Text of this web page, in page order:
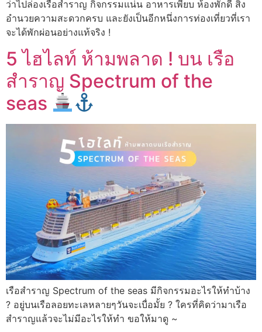
ว่าไปล่องเรือสำราญ กิจกรรมแน่น อาหารเพียบ ห้องพักดี สิ่ง
อำนวยความสะดวกครบ และยังเป็นอีกหนึ่งการท่องเที่ยวที่เรา
จะได้พักผ่อนอย่างแท้จริง !
5 ไฮไลท์ ห้ามพลาด ! บน เรือ
สำราญ Spectrum of the
seas
เรือสำราญ Spectrum of the seas มีกิจกรรมอะไรให้ทำบ้าง
? อยู่บนเรือลอยทะเลหลายๆวันจะเบื่อมั้ย ? ใครที่คิดว่ามาเรือ
สำราญแล้วจะไม่มีอะไรให้ทำ ขอให้มาดู ~